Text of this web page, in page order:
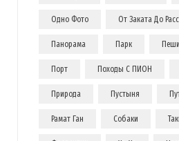
Одно Фото От Заката До
Панорама Парк
Порт Походы С ПИОН
Природа Пустыня
Рамат Ган Собаки